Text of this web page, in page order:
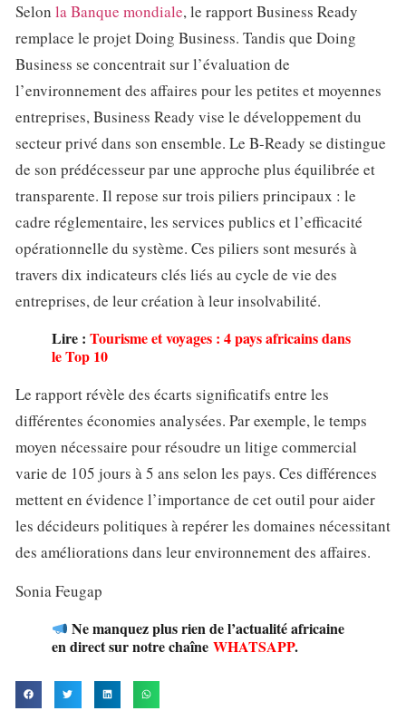
Selon la Banque mondiale, le rapport Business Ready
remplace le projet Doing Business. Tandis que Doing
Business se concentrait sur l’évaluation de
l’environnement des affaires pour les petites et moyennes
entreprises, Business Ready vise le développement du
secteur privé dans son ensemble. Le B-Ready se distingue
de son prédécesseur par une approche plus équilibrée et
transparente. Il repose sur trois piliers principaux : le
cadre réglementaire, les services publics et l’efficacité
opérationnelle du système. Ces piliers sont mesurés à
travers dix indicateurs clés liés au cycle de vie des
entreprises, de leur création à leur insolvabilité.
Lire : Tourisme et voyages : 4 pays africains dans
le Top 10
Le rapport révèle des écarts significatifs entre les
différentes économies analysées. Par exemple, le temps
moyen nécessaire pour résoudre un litige commercial
varie de 105 jours à 5 ans selon les pays. Ces différences
mettent en évidence l’importance de cet outil pour aider
les décideurs politiques à repérer les domaines nécessitant
des améliorations dans leur environnement des affaires.
Sonia Feugap
Ne manquez plus rien de l’actualité africaine
en direct sur notre chaîne WHATSAPP.